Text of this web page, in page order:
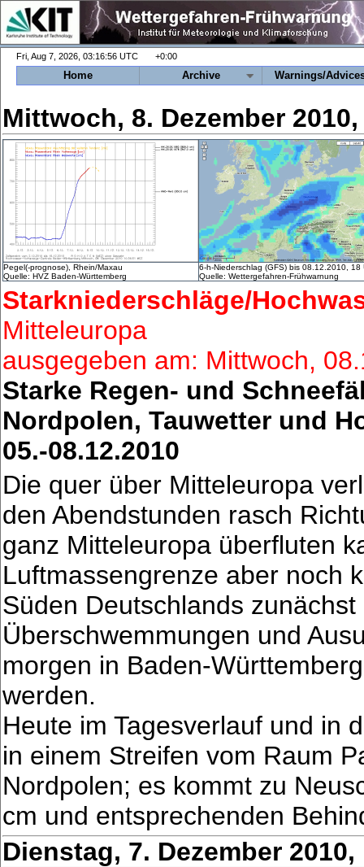
+0:00
Home Archive Warnings/
Mittwoch, 8. Dezember
Pegel(-prognose), Rhein/Maxau
Quelle: HVZ Baden-Württemberg
6-h-Niederschlag (GFS) bis 08.12.2010, 18
Quelle: Wettergefahren-Frühwarnung
Starkniederschläge/
Mitteleuropa
ausgegeben am: Mittwoch,
Starke Regen- und
Nordpolen, Tauwetter und
05.-08.12.2010
Die quer über Mitteleuropa
den Abendstunden rasch
ganz Mitteleuropa überfluten
Luftmassengrenze aber noch
Süden Deutschlands
Überschwemmungen und
morgen in Baden-
werden.
Heute im Tagesverlauf und in
in einem Streifen vom Raum
Nordpolen; es kommt zu
cm und entsprechenden
Dienstag, 7. Dezember 2010,